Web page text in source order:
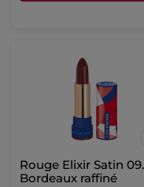
Rouge Elixir Satin 09.
Bordeaux raffiné